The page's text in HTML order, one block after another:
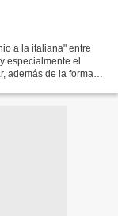
a la italiana" entre
especialmente el
además de la forma